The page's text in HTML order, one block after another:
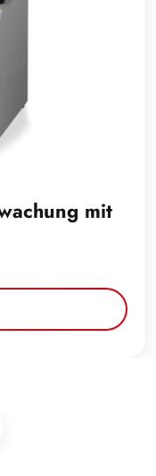
mit